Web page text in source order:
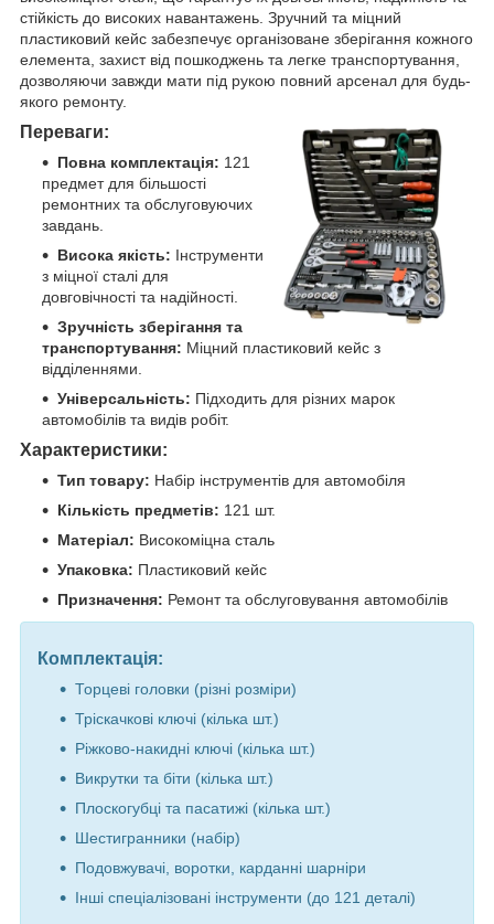
стійкість до високих навантажень. Зручний та міцний
пластиковий кейс забезпечує організоване зберігання кожного
елемента, захист від пошкоджень та легке транспортування,
дозволяючи завжди мати під рукою повний арсенал для будь-
якого ремонту.
Переваги:
Повна комплектація: 121
предмет для більшості
ремонтних та обслуговуючих
завдань.
Висока якість: Інструменти
з міцної сталі для
довговічності та надійності.
Зручність зберігання та
транспортування: Міцний пластиковий кейс з
відділеннями.
Універсальність: Підходить для різних марок
автомобілів та видів робіт.
Характеристики:
Тип товару: Набір інструментів для автомобіля
Кількість предметів: 121 шт.
Матеріал: Високоміцна сталь
Упаковка: Пластиковий кейс
Призначення: Ремонт та обслуговування автомобілів
Комплектація:
Торцеві головки (різні розміри)
Тріскачкові ключі (кілька шт.)
Ріжково-накидні ключі (кілька шт.)
Викрутки та біти (кілька шт.)
Плоскогубці та пасатижі (кілька шт.)
Шестигранники (набір)
Подовжувачі, воротки, карданні шарніри
Інші спеціалізовані інструменти (до 121 деталі)